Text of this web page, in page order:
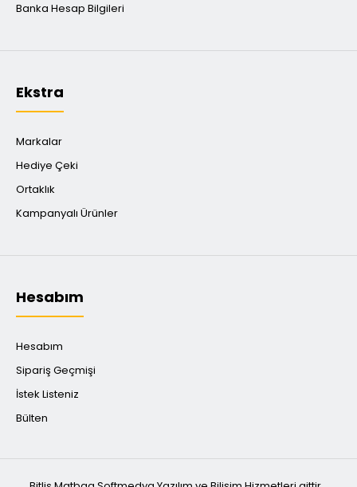
Banka Hesap Bilgileri
Ekstra
Markalar
Hediye Çeki
Ortaklık
Kampanyalı Ürünler
Hesabım
Hesabım
Sipariş Geçmişi
İstek Listeniz
Bülten